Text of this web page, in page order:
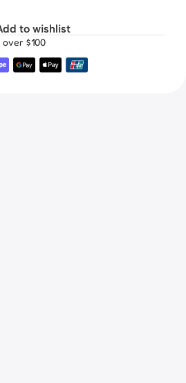
to wishlist
$100